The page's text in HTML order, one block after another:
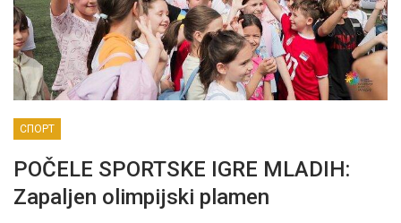
СПОРТ
POČELE SPORTSKE IGRE MLADIH:
Zapaljen olimpijski plamen